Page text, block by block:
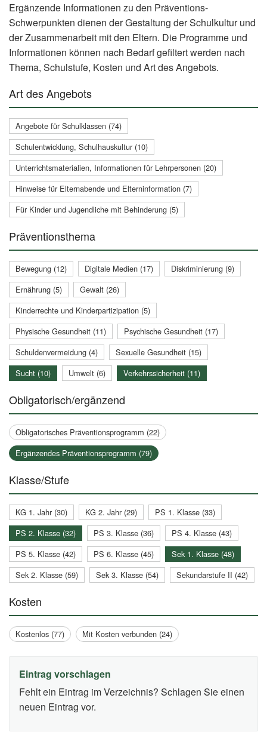
Ergänzende Informationen zu den Präventions-
Schwerpunkten dienen der Gestaltung der Schulkultur und
der Zusammenarbeit mit den Eltern. Die Programme und
Informationen können nach Bedarf gefiltert werden nach
Thema, Schulstufe, Kosten und Art des Angebots.
Art des Angebots
Angebote für Schulklassen (74)
Schulentwicklung, Schulhauskultur (10)
Unterrichtsmaterialien, Informationen für Lehrpersonen (20)
Hinweise für Elternabende und Elterninformation (7)
Für Kinder und Jugendliche mit Behinderung (5)
Präventionsthema
Bewegung (12) Digitale Medien (17)
Diskriminierung (9)
Ernährung (5)
Gewalt (26)
Kinderrechte und Kinderpartizipation (5)
Physische Gesundheit (11)
Psychische Gesundheit (17)
Schuldenvermeidung (4)
Sexuelle Gesundheit (15)
Sucht (10)
Umwelt (6) Verkehrssicherheit (11)
Obligatorisch/ergänzend
Obligatorisches Präventionsprogramm (22)
Ergänzendes Präventionsprogramm (79)
Klasse/Stufe
KG 1. Jahr (30) KG 2. Jahr (29)
PS 1. Klasse (33)
PS 2. Klasse (32)
PS 3. Klasse (36)
PS 4. Klasse (43)
PS 5. Klasse (42)
PS 6. Klasse (45)
Sek 1. Klasse (48)
Sek 2. Klasse (59)
Sek 3. Klasse (54) Sekundarstufe II (42)
Kosten
Kostenlos (77) Mit Kosten verbunden (24)
Eintrag vorschlagen
Fehlt ein Eintrag im Verzeichnis? Schlagen Sie einen
neuen Eintrag vor.